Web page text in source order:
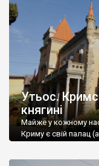
Утьос.
княгині
Майже у кожному
Криму є свій палац